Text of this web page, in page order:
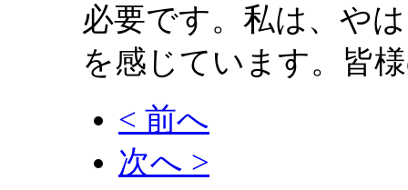
必要です。私は、や
を感じています。皆
< 前へ
次へ >